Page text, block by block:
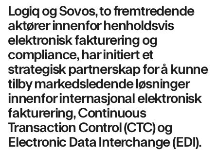
Logiq og Sovos, to fremtredende
aktører innenfor henholdsvis
elektronisk fakturering og
compliance, har initiert et
strategisk partnerskap for å kunne
tilby markedsledende løsninger
innenfor internasjonal elektronisk
fakturering, Continuous
Transaction Control (CTC) og
Electronic Data Interchange (EDI).